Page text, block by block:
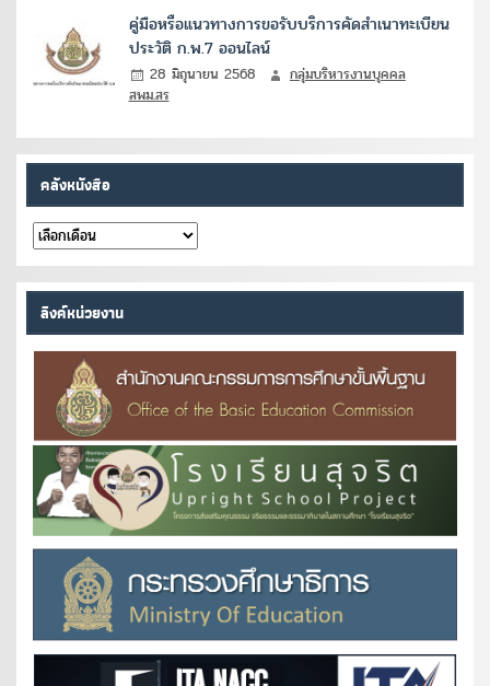
คู่มือหรือแนวทางการขอรับบริการคัดสำเนาทะเบียน
ประวัติ ก.พ.7 ออนไลน์
28 มิถุนายน 2568
กลุ่มบริหารงานบุคคล
สพม.สร
คลังหนังสือ
คลัง
หนังสือ
ลิงค์หน่วยงาน